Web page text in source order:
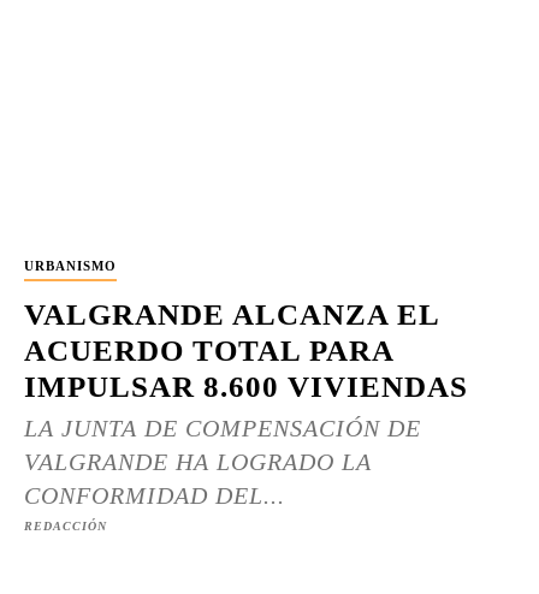
URBANISMO
VALGRANDE ALCANZA EL
ACUERDO TOTAL PARA
IMPULSAR 8.600 VIVIENDAS
LA JUNTA DE COMPENSACIÓN DE
VALGRANDE HA LOGRADO LA
CONFORMIDAD DEL...
REDACCIÓN